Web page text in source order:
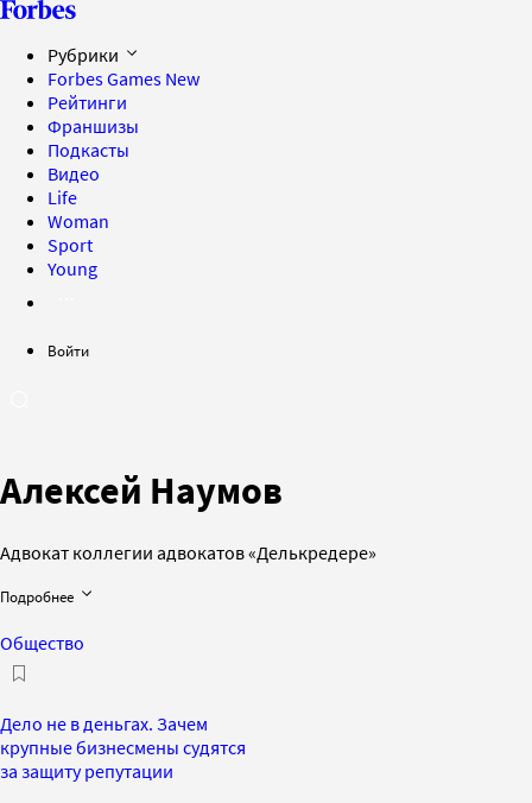
Рубрики
Forbes Games New
Рейтинги
Франшизы
Подкасты
Видео
Life
Woman
Sport
Young
Войти
Алексей Наумов
Адвокат коллегии адвокатов «Делькредере»
Подробнее
Общество
Дело не в деньгах. Зачем
крупные бизнесмены судятся
за защиту репутации